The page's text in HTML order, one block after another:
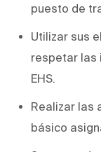
puesto de
Utilizar sus
respetar las
EHS.
Realizar las
básico